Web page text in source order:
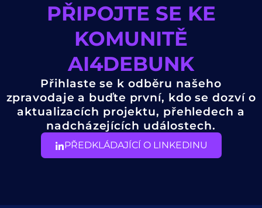
PŘIPOJTE SE KE
KOMUNITĚ
AI4DEBUNK
Přihlaste se k odběru našeho
zpravodaje a buďte první, kdo se dozví o
aktualizacích projektu, přehledech a
nadcházejících událostech.
PŘEDKLÁDAJÍCÍ O LINKEDINU